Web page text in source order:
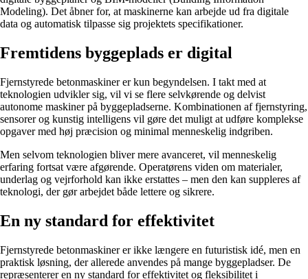
Modeling). Det åbner for, at maskinerne kan arbejde ud fra digitale
data og automatisk tilpasse sig projektets specifikationer.
Fremtidens byggeplads er digital
Fjernstyrede betonmaskiner er kun begyndelsen. I takt med at
teknologien udvikler sig, vil vi se flere selvkørende og delvist
autonome maskiner på byggepladserne. Kombinationen af fjernstyring,
sensorer og kunstig intelligens vil gøre det muligt at udføre komplekse
opgaver med høj præcision og minimal menneskelig indgriben.
Men selvom teknologien bliver mere avanceret, vil menneskelig
erfaring fortsat være afgørende. Operatørens viden om materialer,
underlag og vejrforhold kan ikke erstattes – men den kan suppleres af
teknologi, der gør arbejdet både lettere og sikrere.
En ny standard for effektivitet
Fjernstyrede betonmaskiner er ikke længere en futuristisk idé, men en
praktisk løsning, der allerede anvendes på mange byggepladser. De
repræsenterer en ny standard for effektivitet og fleksibilitet i